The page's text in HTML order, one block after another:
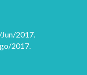
2017.
2017.